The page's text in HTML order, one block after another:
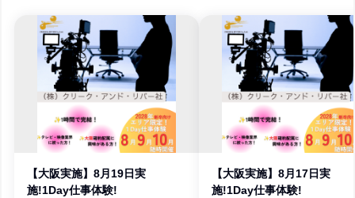
【大阪実施】8月19日実
施!1Day仕事体験!
【大阪実施】8月17日実
施!1Day仕事体験!